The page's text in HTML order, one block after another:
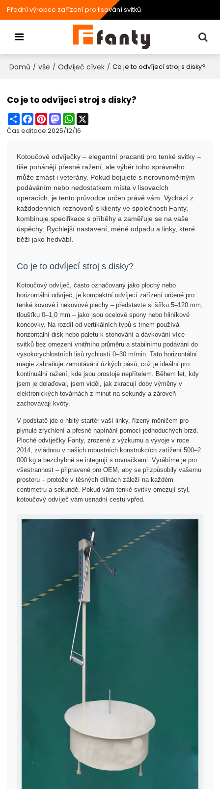
Přední výrobce zařízení pro lisování svitků
Domů / vše / Odvíječ cívek / Co je to odvíjecí stroj s disky?
Co je to odvíjecí stroj s disky?
ShareFacebook
PinterestMastodonWhatsApp
Čas editace:2025/12/16
Kotoučové odvíječky – elegantní pracanti pro tenké svitky –
tiše pohánějí přesné ražení, ale výběr toho správného
může zmást i veterány. Pokud bojujete s nerovnoměrným
podáváním nebo nedostatkem místa v lisovacích
operacích, je tento průvodce určen právě vám. Vychází z
každodenních rozhovorů s klienty ve společnosti Fanty,
kombinuje specifikace s příběhy a zaměřuje se na vaše
úspěchy: Rychlejší nastavení, méně odpadu a linky, které
běží jako hedvábí.
Co je to odvíjecí stroj s disky?
Kotoučový odvíječ, často označovaný jako plochý nebo
horizontální odvíječ, je kompaktní odvíjecí zařízení určené pro
tenké kovové i nekovové plechy – představte si šířku 5–120 mm,
tloušťku 0–1,0 mm – jako jsou ocelové spony nebo hliníkové
koncovky. Na rozdíl od vertikálních typů s trnem používá
horizontální disk nebo paletu k stohování a dávkování více
svitků bez omezení vnitřního průměru a stabilnímu podávání do
vysokorychlostních lisů rychlostí 0–30 m/min. Tato horizontální
magie zabraňuje zamotávání úzkých pásů, což je ideální pro
kontinuální ražení, kde jsou prostoje nepřítelem. Během let, kdy
jsem je dolaďoval, jsem viděl, jak zkracují doby výměny v
elektronických továrnách z minut na sekundy a zároveň
zachovávají kvóty.
V podstatě jde o hbitý startér vaší linky, řízený měničem pro
plynulé zrychlení a přesné napínání pomocí jednoduchých brzd.
Ploché odvíječky Fanty, zrozené z výzkumu a vývoje v roce
2014, zvládnou v našich robustních konstrukcích zatížení 500–2
000 kg a bezchybně se integrují s rovnačkami. Vyrábíme je pro
všestrannost – připravené pro OEM, aby se přizpůsobily vašemu
prostoru – protože v těsných dílnách záleží na každém
centimetru a sekundě. Pokud vám tenké svitky omezují styl,
kotoučový odvíječ vám usnadní cestu vpřed.